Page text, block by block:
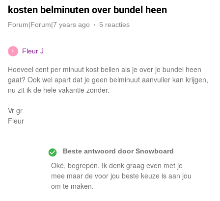
kosten belminuten over bundel heen
Forum|Forum|7 years ago 5 reacties
F Fleur J
Hoeveel cent per minuut kost bellen als je over je bundel heen
gaat? Ook wel apart dat je geen belminuut aanvuller kan krijgen,
nu zit ik de hele vakantie zonder.
Vr gr
Fleur
Beste antwoord doorSnowboard
Oké, begrepen. Ik denk graag even met je
mee maar de voor jou beste keuze is aan jou
om te maken.